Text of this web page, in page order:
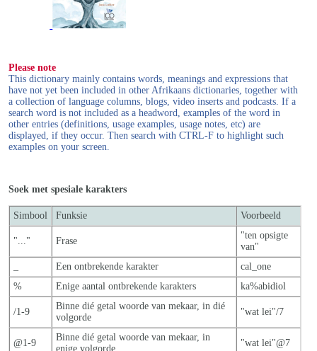
Please note
This dictionary mainly contains words, meanings and expressions that
have not yet been included in other Afrikaans dictionaries, together with
a collection of language columns, blogs, video inserts and podcasts. If a
search word is not included as a headword, examples of the word in
other entries (definitions, usage examples, usage notes, etc) are
displayed, if they occur. Then search with CTRL-F to highlight such
examples on your screen.
Soek met spesiale karakters
Simbool Funksie Voorbeeld
"..." Frase
"ten opsigte
van"
Een ontbrekende karakter
cal_one
%
Enige aantal ontbrekende karakters ka%abidiol
/1-9
Binne dié getal woorde van mekaar, in dié
volgorde
"wat lei"/7
@1-9
Binne dié getal woorde van mekaar, in
enige volgorde
"wat lei"@7